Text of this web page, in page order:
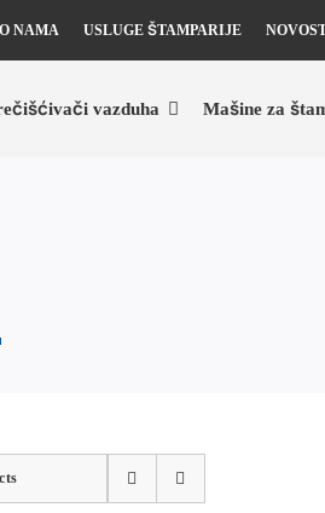
O NAMA USLUGE ŠTAMPARIJE
vazduha Mašine za